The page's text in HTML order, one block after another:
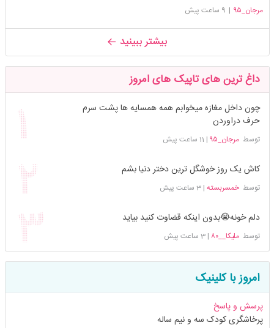
مرجان_۹۵ | 9 ساعت پیش
بیشتر ببینید
داغ ترین های تاپیک های امروز
چون داخل مغازه میخوابم همه همسایه ها پشت سرم
حرف دراوردن
توسطمرجان_۹۵ | 11 ساعت پیش
کاش یک روز خوشگل ترین دختر دنیا بشم
توسطخمسربسته |3 ساعت پیش
دلم خونه😭بدون اینکه قضاوت کنید بیاید
توسطملیکا__۸۰ |3 ساعت پیش
امروز با کلینیک
پرسش و پاسخ
پرخاشگری کودک سه و نیم ساله